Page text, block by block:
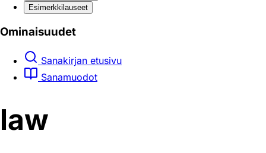
Esimerkkilauseet
Ominaisuudet
Sanakirjan etusivu
Sanamuodot
law